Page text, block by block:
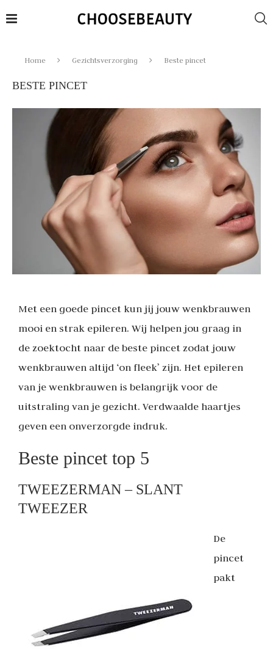
Home Gezichtsverzorging Beste pincet
BESTE PINCET
Met een goede pincet kun jij jouw wenkbrauwen
mooi en strak epileren. Wij helpen jou graag in
de zoektocht naar de beste pincet zodat jouw
wenkbrauwen altijd ‘on fleek’ zijn. Het epileren
van je wenkbrauwen is belangrijk voor de
uitstraling van je gezicht. Verdwaalde haartjes
geven een onverzorgde indruk.
Beste pincet top 5
TWEEZERMAN – SLANT
TWEEZER
De
pincet
pakt